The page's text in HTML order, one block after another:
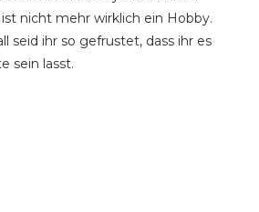
nicht mehr wirklich ein Hobby.
seid ihr so gefrustet, dass ihr es
sein lasst.